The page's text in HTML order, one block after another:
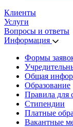
Клиенты
Услуги
Вопросы и ответы
Информация
Формы
Общая
Образование
Правила для
Стипендии
Платные
Вакантные